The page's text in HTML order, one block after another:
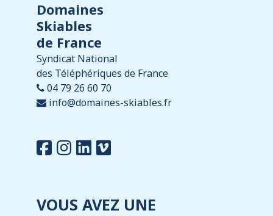
Domaines
Skiables
de France
Syndicat National
des Téléphériques de France
04 79 26 60 70
info@domaines-skiables.fr
VOUS AVEZ UNE